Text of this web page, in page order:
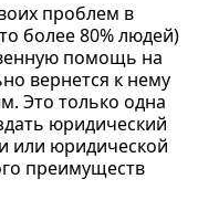
проблем в
более 80% людей)
помощь на
вернется к нему
Это только одна
юридический
или юридической
преимуществ